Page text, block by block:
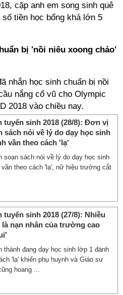
cặp anh em song sinh quê
tiền học bổng khá lớn 5
bị 'nồi niêu xoong chảo'
nhắn học sinh chuẩn bị nồi
nắng cổ vũ cho Olympic
2018 vào chiều nay.
tuyển sinh 2018 (28/8): Đơn vị
sách nói về lý do dạy học sinh
vần theo cách 'lạ'
soạn sách nói về lý do dạy học sinh
vần theo cách 'lạ', nữ hiệu trưởng cắt
tuyển sinh 2018 (27/8): Nhiều
là nạn nhân của trường cao
thành đang dạy học sinh lớp 1 đánh
'lạ' khiến phụ huynh và Giáo sư
hoang ...